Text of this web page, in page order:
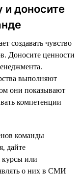
и доносите
создавать чувство
Доносите ценности
выполняют
они показывают
компетенции
команды
дайте
курсы или
о них в СМИ